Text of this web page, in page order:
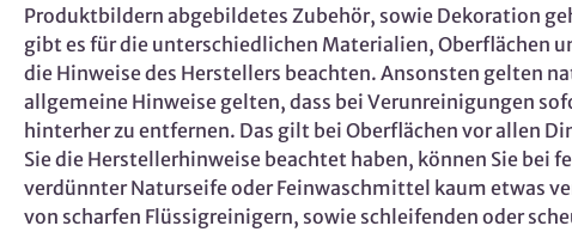
Produktbildern abgebildetes Zubehör, sowie Dekoration
gibt es für die unterschiedlichen Materialien, Oberflächen
die Hinweise des Herstellers beachten. Ansonsten gelten
allgemeine Hinweise gelten, dass bei Verunreinigungen
hinterher zu entfernen. Das gilt bei Oberflächen vor allen
Sie die Herstellerhinweise beachtet haben, können Sie bei
verdünnter Naturseife oder Feinwaschmittel kaum etwas
von scharfen Flüssigreinigern, sowie schleifenden oder